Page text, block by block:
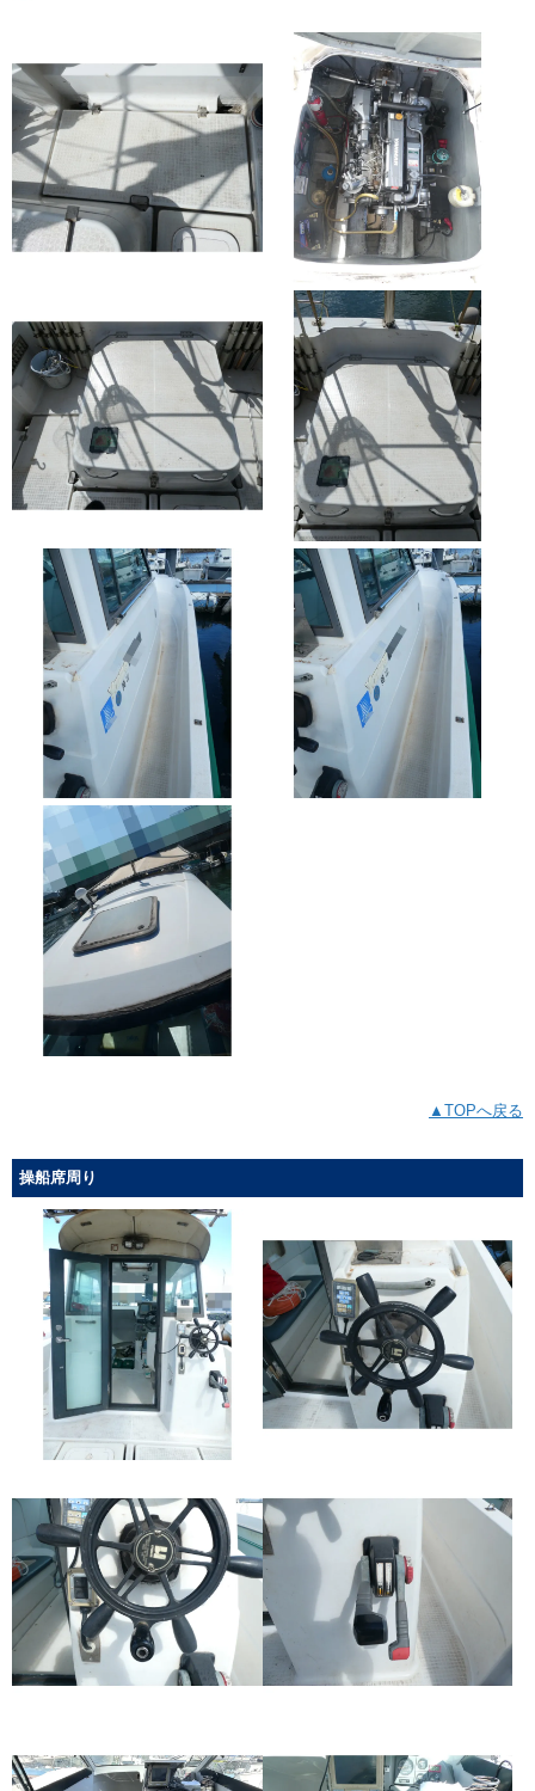
▲TOPへ戻る
操船席周り